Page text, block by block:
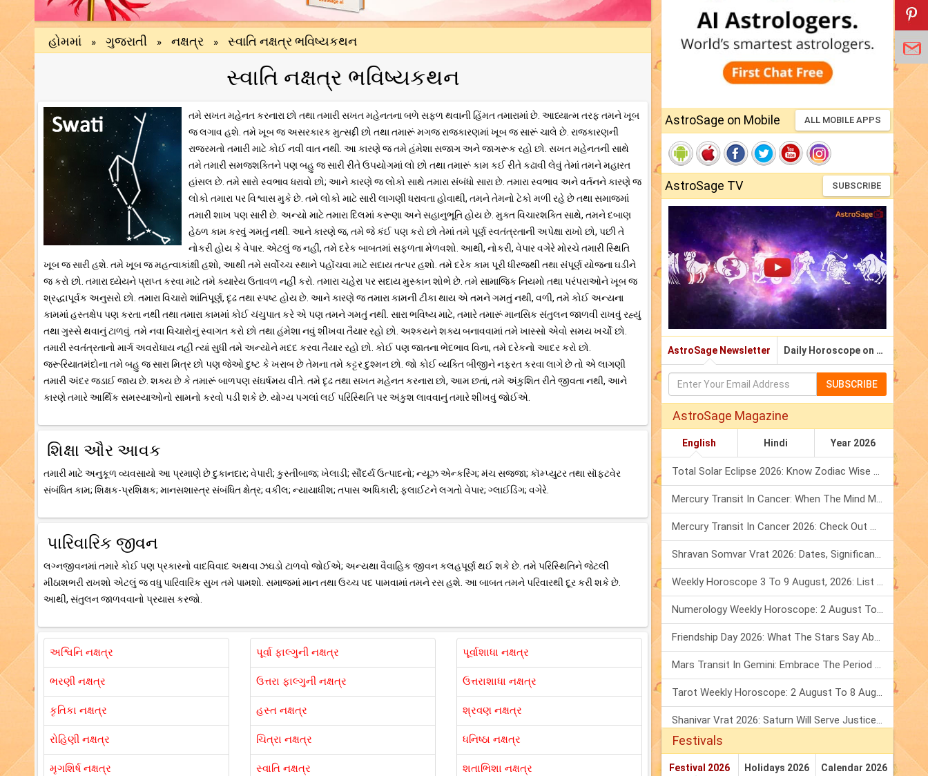
હોમમાં » ગુજરાતી » નક્ષત્ર » સ્વાતિ નક્ષત્ર ભવિષ્યકથન
સ્વાતિ નક્ષત્ર ભવિષ્યકથન
તમે સખત મહેનત કરનારા છો તથા તમારી સખત મહેનતના બળે સફળ થવાની હિંમત તમારામાં છે. આધ્યાત્મ તરફ તમને ખૂબ
જ લગાવ હશે. તમે ખૂબ જ અસરકારક મુત્સદ્દી છો તથા તમારૂં મગજ રાજકારણમાં ખૂબ જ સારૂં ચાલે છે. રાજકારણની
રાજરમતો તમારી માટે કોઈ નવી વાત નથી. આ કારણે જ તમે હંમેશા સજાગ અને જાગરૂક રહો છો. સખત મહેનતની સાથે
તમે તમારી સમજશક્તિને પણ બહુ જ સારી રીતે ઉપયોગમાં લો છો તથા તમારૂં કામ કઈ રીતે કઢાવી લેવું તેમાં તમને મહારત
હાંસલ છે. તમે સારો સ્વભાવ ધરાવો છો; આને કારણે જ લોકો સાથે તમારા સંબંધો સારા છે. તમારા સ્વભાવ અને વર્તનને કારણે જ
લોકો તમારા પર વિશ્વાસ મુકે છે. તમે લોકો માટે સારી લાગણી ધરાવતા હોવાથી, તમને તેમનો ટેકો મળી રહે છે તથા સમાજમાં
તમારી શાખ પણ સારી છે. અન્યો માટે તમારા દિલમાં કરૂણા અને સહાનુભૂતિ હોય છે. મુક્ત વિચારશક્તિ સાથે, તમને દબાણ
હેઠળ કામ કરવું ગમતું નથી. આને કારણે જ, તમે જે કંઈ પણ કરો છો તેમાં તમે પૂર્ણ સ્વતંત્રતાની અપેક્ષા રાખો છો, પછી તે
નોકરી હોય કે વેપાર. એટલું જ નહીં, તમે દરેક બાબતમાં સફળતા મેળવશો. આથી, નોકરી, વેપાર વગેરે મોરચે તમારી સ્થિતિ
ખૂબ જ સારી હશે. તમે ખૂબ જ મહત્વાકાંક્ષી હશો, આથી તમે સર્વોચ્ચ સ્થાને પહોંચવા માટે સદાય તત્પર હશો. તમે દરેક કામ પૂરી ધીરજથી તથા સંપૂર્ણ યોજના ઘડીને
જ કરો છો. તમારા ધ્યેયને પ્રાપ્ત કરવા માટે તમે ક્યારેય ઉતાવળ નહીં કરો. તમારા ચહેરા પર સદાય મુસ્કાન શોભે છે. તમે સામાજિક નિયમો તથા પરંપરાઓને ખૂબ જ
શ્રદ્ધાપૂર્વક અનુસરો છો. તમારા વિચારો શાંતિપૂર્ણ, દૃઢ તથા સ્પષ્ટ હોય છે. આને કારણે જ તમારા કામની ટીકા થાય એ તમને ગમતું નથી, વળી, તમે કોઈ અન્યના
કામમાં હસ્તક્ષેપ પણ કરતા નથી તથા તમારા કામમાં કોઈ ચંચુપાત કરે એ પણ તમને ગમતું નથી. સારા ભવિષ્ય માટે, તમારે તમારૂં માનસિક સંતુલન જાળવી રાખવું રહ્યું
તથા ગુસ્સે થવાનું ટાળવું. તમે નવા વિચારોનું સ્વાગત કરો છો તથા હંમેશા નવું શીખવા તૈયાર રહો છો. અશ્કયને શક્ય બનાવવામાં તમે ખાસ્સો એવો સમય ખર્ચો છો.
તમારી સ્વતંત્રતાનો માર્ગ અવરોધાય નહીં ત્યાં સુધી તમે અન્યોને મદદ કરવા તૈયાર રહો છો. કોઈ પણ જાતના ભેદભાવ વિના, તમે દરેકનો આદર કરો છો.
જરૂરિયાતમંદોના તમે બહુ જ સારા મિત્ર છો પણ જેઓ દુષ્ટ કે ખરાબ છે તેમના તમે કટ્ટર દુશ્મન છો. જો કોઈ વ્યક્તિ બીજીને નફરત કરવા લાગે છે તો એ લાગણી
તમારી અંદર જડાઈ જાય છે. શક્ય છે કે તમારૂં બાળપણ સંઘર્ષમય વીતે. તમે દૃઢ તથા સખત મહેનત કરનારા છો, આમ છતાં, તમે અંકુશિત રીતે જીવતા નથી, આને
કારણે તમારે આર્થિક સમસ્યાઓનો સામનો કરવો પડી શકે છે. યોગ્ય પગલાં લઈ પરિસ્થિતિ પર અંકુશ લાવવાનું તમારે શીખવું જોઈએ.
શિક્ષા ઔર આવક
તમારી માટે અનુકૂળ વ્યવસાયો આ પ્રમાણે છે દુકાનદાર; વેપારી; કુસ્તીબાજ; ખેલાડી; સૌંદર્ય ઉત્પાદનો; ન્યૂઝ એન્કરિંગ; મંચ સજ્જા; કૉમ્પ્યુટર તથા સૉફ્ટવેર
સંબંધિત કામ; શિક્ષક-પ્રશિક્ષક; માનસશાસ્ત્ર સંબંધિત ક્ષેત્ર; વકીલ; ન્યાયાધીશ; તપાસ અધિકારી; ફ્લાઈટને લગતો વેપાર; ગ્લાઈડિંગ; વગેરે.
પારિવારિક જીવન
લગ્નજીવનમાં તમારે કોઈ પણ પ્રકારનો વાદવિવાદ અથવા ઝઘડો ટાળવો જોઈએ; અન્યથા વૈવાહિક જીવન કલહપૂર્ણ થઈ શકે છે. તમે પરિસ્થિતિને જેટલી
મીઠાશભરી રાખશો એટલું જ વધુ પારિવારિક સુખ તમે પામશો. સમાજમાં માન તથા ઉચ્ચ પદ પામવામાં તમને રસ હશે. આ બાબત તમને પરિવારથી દૂર કરી શકે છે.
આથી, સંતુલન જાળવવાનો પ્રયાસ કરજો.
અશ્વિનિ નક્ષત્ર
ભરણી નક્ષત્ર
કૃતિકા નક્ષત્ર
રોહિણી નક્ષત્ર
મૃગશિર્ષ નક્ષત્ર
પૂર્વા ફાલ્ગુની નક્ષત્ર
ઉત્તરા ફાલ્ગુની નક્ષત્ર
હસ્ત નક્ષત્ર
ચિત્રા નક્ષત્ર
સ્વાતિ નક્ષત્ર
પૂર્વાશાધા નક્ષત્ર
ઉત્તરાશાધા નક્ષત્ર
શ્રવણ નક્ષત્ર
ધનિષ્ઠા નક્ષત્ર
શતાભિશા નક્ષત્ર
AstroSage on Mobile ALL MOBILE APPS
AstroSage TV SUBSCRIBE
AstroSage Newsletter Daily Horoscope on Email
SUBSCRIBE
AstroSage Magazine
English Hindi Year 2026
Total Solar Eclipse 2026: Know Zodiac Wise Prediction
Mercury Transit In Cancer: When The Mind Meets The Heart!
Mercury Transit In Cancer 2026: Check Out What It Brings For You
Shravan Somvar Vrat 2026: Dates, Significance & Rituals In August
Weekly Horoscope 3 To 9 August, 2026: List Of Fasts & Festivals
Numerology Weekly Horoscope: 2 August To 8 August, 2026
Friendship Day 2026: What The Stars Say About Your Best Friend!
Mars Transit In Gemini: Embrace The Period Full Of Energy & Intelligence
Tarot Weekly Horoscope: 2 August To 8 August, 2026
Shanivar Vrat 2026: Saturn Will Serve Justice In Sawan Month!
Festivals
Festival 2026 Holidays 2026 Calendar 2026